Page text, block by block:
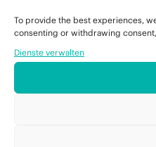
To provide the best experiences,
consenting or withdrawing
Dienste verwalten